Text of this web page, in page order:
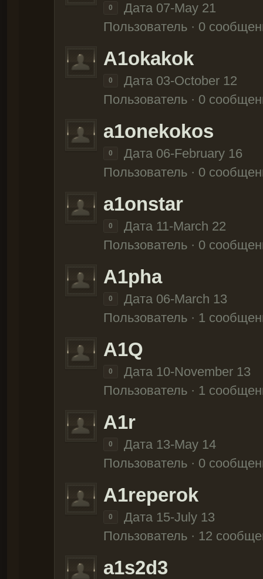
0
Дата 07-May 21
Пользователь · 0
A1okakok
0
Дата 03-October 12
Пользователь · 0
a1onekokos
0
Дата 06-February 16
Пользователь · 0
a1onstar
0
Дата 11-March 22
Пользователь · 0
A1pha
0
Дата 06-March 13
Пользователь · 1
A1Q
0
Дата 10-November 13
Пользователь · 1
A1r
0
Дата 13-May 14
Пользователь · 0
A1reperok
0
Дата 15-July 13
Пользователь · 12
a1s2d3